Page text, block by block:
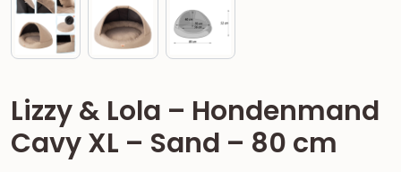
Lizzy & Lola – Hondenmand
Cavy XL – Sand – 80 cm